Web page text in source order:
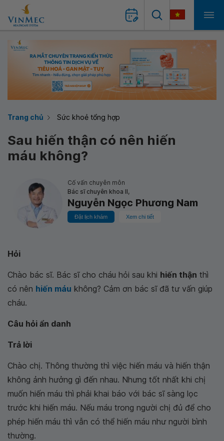
Trang chủ Sức khoẻ tổng hợp
Sau hiến thận có nên hiến
máu không?
Cố vấn chuyên môn
Bác sĩ chuyên khoa II,
Nguyễn Ngọc Phương Nam
Đặt lịch khám Xem chi tiết
Hỏi
Chào bác sĩ. Bác sĩ cho cháu hỏi sau khi hiến thận thì
có nên hiến máu không? Cảm ơn bác sĩ đã tư vấn giúp
cháu.
Câu hỏi ẩn danh
Trả lời
Chào chị. Thông thường thì việc hiến máu và hiến thận
không ảnh hưởng gì đến nhau. Nhưng tốt nhất khi chị
muốn hiến máu thì phải khai báo với bác sĩ sàng lọc
trước khi hiến máu. Nếu máu trong người chị đủ để cho
phép hiến máu thì vẫn có thể hiến máu như người bình
thường.